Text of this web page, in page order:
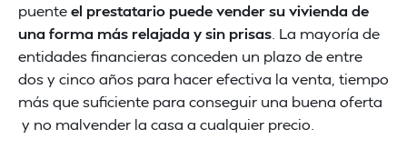
puenteel prestatario puede vender su vivienda de
una forma más relajada y sin prisas . La mayoría de
entidades financieras conceden un plazo de entre
dos y cinco años para hacer efectiva la venta, tiempo
más que suficiente para conseguir una buena oferta
y no malvender la casa a cualquier precio.